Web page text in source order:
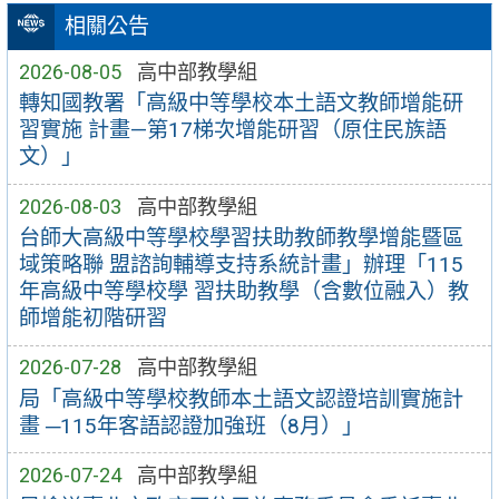
相關公告
2026-08-05 高中部教學組
轉知國教署「高級中等學校本土語文教師增能研
習實施 計畫—第17梯次增能研習（原住民族語
文）」
2026-08-03 高中部教學組
台師大高級中等學校學習扶助教師教學增能暨區
域策略聯 盟諮詢輔導支持系統計畫」辦理「115
年高級中等學校學 習扶助教學（含數位融入）教
師增能初階研習
2026-07-28 高中部教學組
局「高級中等學校教師本土語文認證培訓實施計
畫 ─115年客語認證加強班（8月）」
2026-07-24 高中部教學組